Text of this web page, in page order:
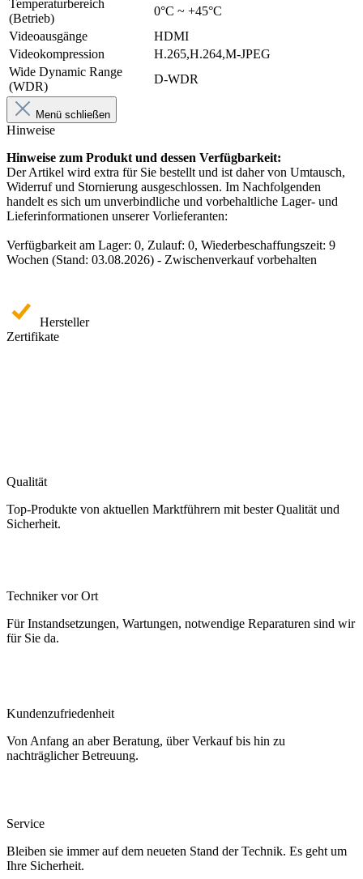
Temperaturbereich
(Betrieb)
0°C ~ +45°C
Videoausgänge
HDMI
Videokompression
H.265,H.264,M-JPEG
Wide Dynamic Range
(WDR)
D-WDR
Menü schließen
Hinweise
Hinweise zum Produkt und dessen Verfügbarkeit:
Der Artikel wird extra für Sie bestellt und ist daher von Umtausch,
Widerruf und Stornierung ausgeschlossen. Im Nachfolgenden
handelt es sich um unverbindliche und vorbehaltliche Lager- und
Lieferinformationen unserer Vorlieferanten:
Verfügbarkeit am Lager: 0, Zulauf: 0, Wiederbeschaffungszeit: 9
Wochen (Stand: 03.08.2026) - Zwischenverkauf vorbehalten
Hersteller
Zertifikate
Qualität
Top-Produkte von aktuellen Marktführern mit bester Qualität und
Sicherheit.
Techniker vor Ort
Für Instandsetzungen, Wartungen, notwendige Reparaturen sind wir
für Sie da.
Kundenzufriedenheit
Von Anfang an aber Beratung, über Verkauf bis hin zu
nachträglicher Betreuung.
Service
Bleiben sie immer auf dem neueten Stand der Technik. Es geht um
Ihre Sicherheit.